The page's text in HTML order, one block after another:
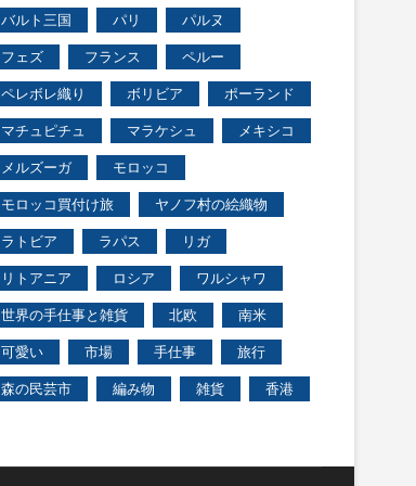
バルト三国 パリ パルヌ
フェズ フランス ペルー
ペレボレ織り ボリビア ポーランド
マチュピチュ マラケシュ メキシコ
メルズーガ モロッコ
モロッコ買付け旅 ヤノフ村の絵織物
ラトビア ラパス リガ
リトアニア ロシア ワルシャワ
世界の手仕事と雑貨 北欧 南米
可愛い 市場 手仕事 旅行
森の民芸市 編み物 雑貨 香港